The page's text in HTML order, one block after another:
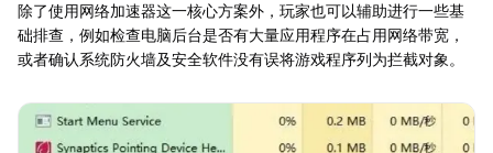
除了使用网络加速器这一核心方案外，玩家也可以辅助进行一些基
础排查，例如检查电脑后台是否有大量应用程序在占用网络带宽，
或者确认系统防火墙及安全软件没有误将游戏程序列为拦截对象。